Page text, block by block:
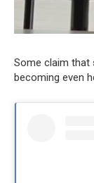
Some claim that
becoming even